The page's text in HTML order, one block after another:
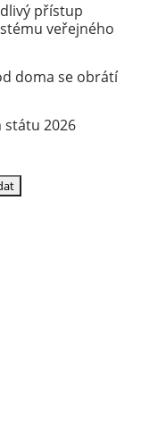
přístup
veřejného
doma se obrátí
státu 2026